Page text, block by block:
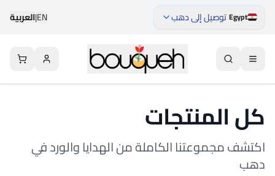
Egyptتوصيل إلى دهب EN
|العربية
كل المنتجات
اكتشف مجموعتنا الكاملة من الهدايا والورد في
دهب